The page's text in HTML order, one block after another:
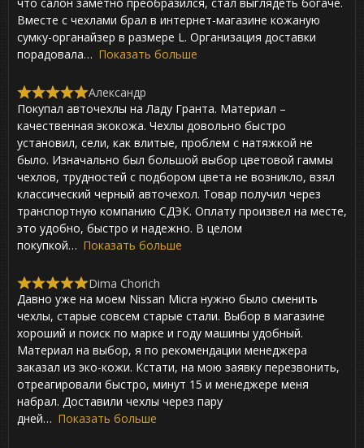
0
o
u
t
5
Вместе с чехлами брал в интернет-магазине кожаную
сумку-органайзер в размере L. Организация доставки
порадовала
Показать больше
R
a
t
d
5
,
0
o
u
t
o
f
Покупал авточехлы на Ладу Гранта. Материал –
качественная экокожа. Чехлы довольно быстро
установил, сели, как влитые, проблем с натяжкой не
было. Изначально был большой выбор цветовой гаммы
чехлов, трудностей с подбором цвета не возникло, взял
классический черный авточехол. Товар получил через
транспортную компанию СДЭК. Оплату произвел на месте,
это удобно, быстро и надежно. В целом
покупкой
Показать больше
Александр
R
a
e
d
5
,
0
o
u
Давно уже на моем Nissan Micra нужно было сменить
чехлы, старые совсем старые стали. Выбор в магазине
хороший и поиск по марке и году машины удобный.
Материал на выбор, я по рекомендации менеджера
заказал из эко-кожи. Кстати, на мою заявку перезвонить,
отреагировали быстро, минут 15 и менеджере меня
набрал. Доставили чехлы через пару
дней
Показать больше
Dima Chorich